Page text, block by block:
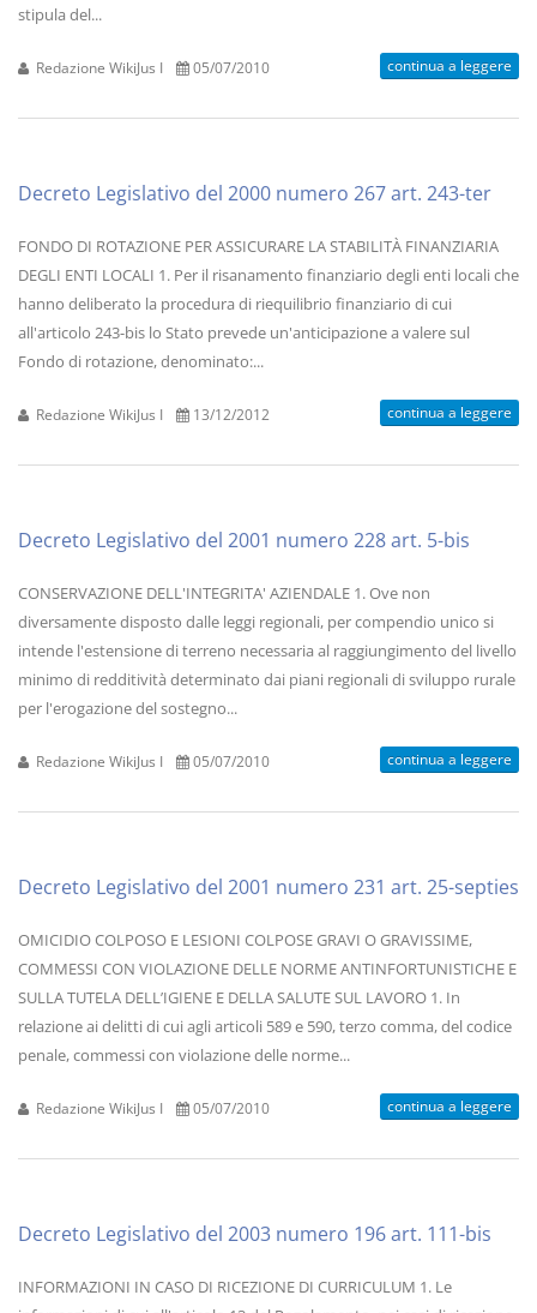
stipula del...
Redazione WikiJus I 05/07/2010 continua a leggere
Decreto Legislativo del 2000 numero 267 art. 243-ter
FONDO DI ROTAZIONE PER ASSICURARE LA STABILITÀ FINANZIARIA
DEGLI ENTI LOCALI 1. Per il risanamento finanziario degli enti locali che
hanno deliberato la procedura di riequilibrio finanziario di cui
all'articolo 243-bis lo Stato prevede un'anticipazione a valere sul
Fondo di rotazione, denominato:...
Redazione WikiJus I 13/12/2012 continua a leggere
Decreto Legislativo del 2001 numero 228 art. 5-bis
CONSERVAZIONE DELL'INTEGRITA' AZIENDALE 1. Ove non
diversamente disposto dalle leggi regionali, per compendio unico si
intende l'estensione di terreno necessaria al raggiungimento del livello
minimo di redditività determinato dai piani regionali di sviluppo rurale
per l'erogazione del sostegno...
Redazione WikiJus I 05/07/2010 continua a leggere
Decreto Legislativo del 2001 numero 231 art. 25-septies
OMICIDIO COLPOSO E LESIONI COLPOSE GRAVI O GRAVISSIME,
COMMESSI CON VIOLAZIONE DELLE NORME ANTINFORTUNISTICHE E
SULLA TUTELA DELL’IGIENE E DELLA SALUTE SUL LAVORO 1. In
relazione ai delitti di cui agli articoli 589 e 590, terzo comma, del codice
penale, commessi con violazione delle norme...
Redazione WikiJus I 05/07/2010 continua a leggere
Decreto Legislativo del 2003 numero 196 art. 111-bis
INFORMAZIONI IN CASO DI RICEZIONE DI CURRICULUM 1. Le